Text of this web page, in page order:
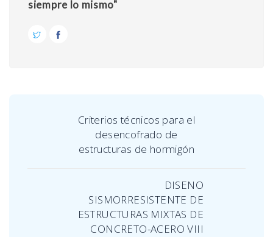
siempre lo mismo"
Criterios técnicos para el
desencofrado de
estructuras de hormigón
DISENO
SISMORRESISTENTE DE
ESTRUCTURAS MIXTAS DE
CONCRETO-ACERO VIII